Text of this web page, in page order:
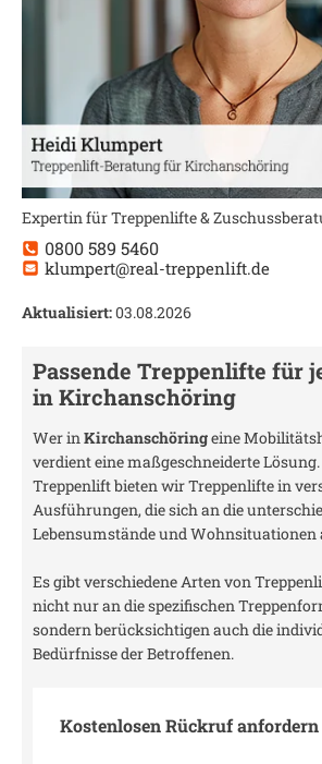
Expertin für Treppenlifte &
0800 589 5460
klumpert@real-treppenlift.de
Aktualisiert:03.08.2026
Passende Treppenlifte für
inKirchanschöring
Wer inKirchanschöringeine
verdient eine maßgeschneiderte Lösung.
Treppenlift bieten wir Treppenlifte in
Ausführungen, die sich an die
Lebensumstände und Wohnsituationen
Es gibt verschiedene Arten von
nicht nur an die spezifischen
sondern berücksichtigen auch die
Bedürfnisse der Betroffenen.
Kostenlosen Rückruf anfordern